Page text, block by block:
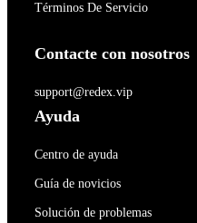
Términos De Servicio
Contacte con nosotros
support@redex.vip
Ayuda
Centro de ayuda
Guía de novicios
Solución de problemas